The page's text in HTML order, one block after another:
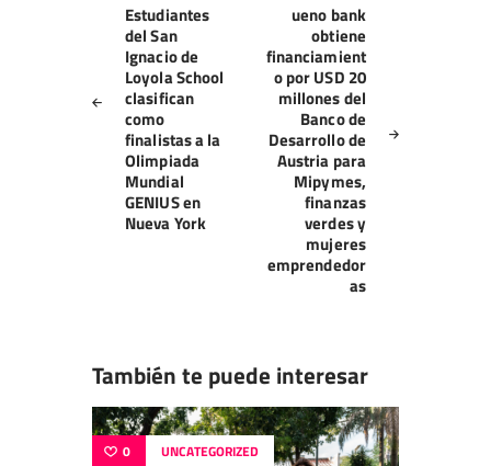
entradas
Estudiantes
del San
Ignacio de
Loyola School
clasifican
como
finalistas a la
Olimpiada
Mundial
GENIUS en
Nueva York
ueno bank
obtiene
financiamient
o por USD 20
millones del
Banco de
Desarrollo de
Austria para
Mipymes,
finanzas
verdes y
mujeres
emprendedor
as
También te puede interesar
0 UNCATEGORIZED